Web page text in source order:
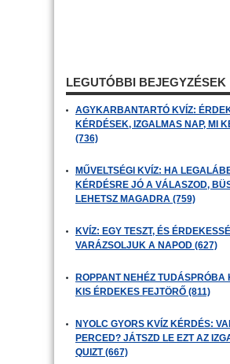
LEGUTÓBBI BEJEGYZÉSEK
AGYKARBANTARTÓ KVÍZ:
KÉRDÉSEK, IZGALMAS NAP, MI
(736)
MŰVELTSÉGI KVÍZ: HA
KÉRDÉSRE JÓ A VÁLASZOD,
LEHETSZ MAGADRA (759)
KVÍZ: EGY TESZT, ÉS ÉRDEKESSÉ
VARÁZSOLJUK A NAPOD (627)
ROPPANT NEHÉZ TUDÁSPRÓBA
KIS ÉRDEKES FEJTÖRŐ (811)
NYOLC GYORS KVÍZ KÉRDÉS:
PERCED? JÁTSZD LE EZT AZ
QUIZT (667)